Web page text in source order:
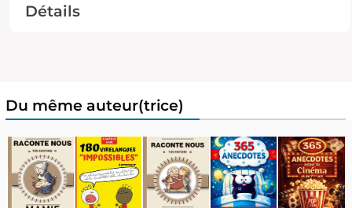
Détails
Du même auteur(trice)